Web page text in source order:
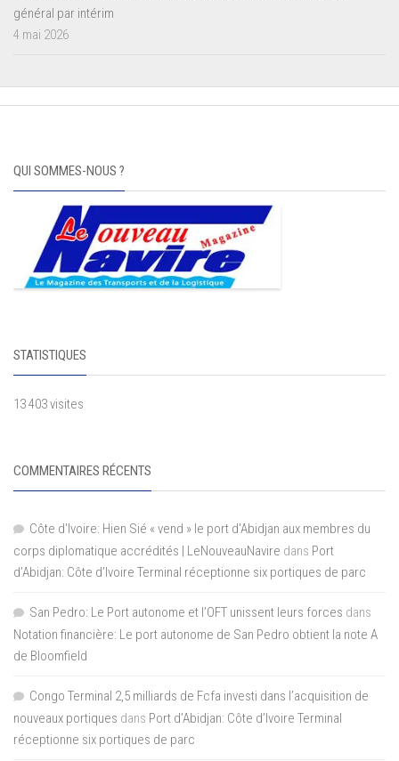
général par intérim
4 mai 2026
QUI SOMMES-NOUS ?
STATISTIQUES
13 403 visites
COMMENTAIRES RÉCENTS
Côte d'Ivoire: Hien Sié « vend » le port d'Abidjan aux membres du
corps diplomatique accrédités | LeNouveauNavire dans Port
d’Abidjan: Côte d’Ivoire Terminal réceptionne six portiques de parc
San Pedro: Le Port autonome et l’OFT unissent leurs forces dans
Notation financière: Le port autonome de San Pedro obtient la note A
de Bloomfield
Congo Terminal 2,5 milliards de Fcfa investi dans l’acquisition de
nouveaux portiques dans Port d’Abidjan: Côte d’Ivoire Terminal
réceptionne six portiques de parc